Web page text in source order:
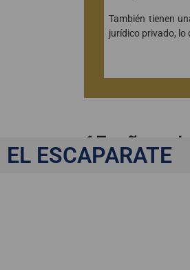
También tienen
jurídico privado, lo
15 años
EL ESCAPARATE